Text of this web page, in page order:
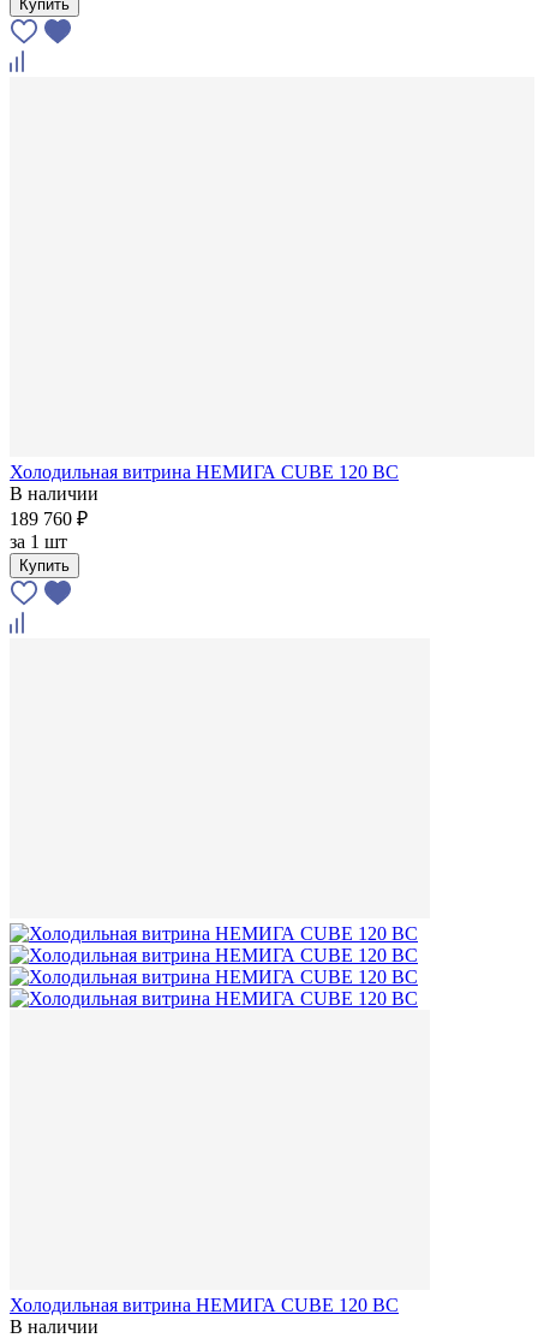
Купить
Холодильная витрина НЕМИГА CUBE 120 ВС
В наличии
189 760 ₽
за 1 шт
Купить
Холодильная витрина НЕМИГА CUBE 120 ВС
В наличии